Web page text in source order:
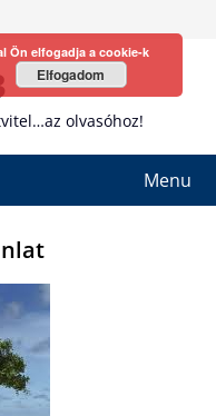
olvasóhoz!
Menu
Ön elfogadja a cookie-k
Elfogadom